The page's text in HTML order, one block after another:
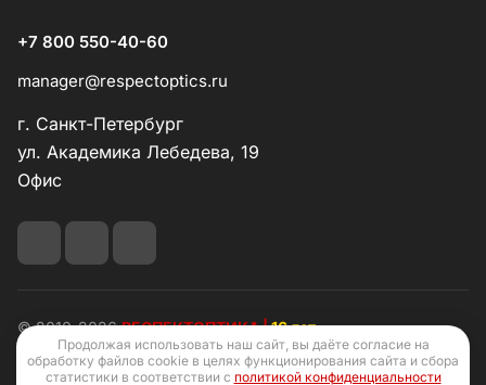
+7 800 550-40-60
manager@respectoptics.ru
г. Санкт-Петербург
ул. Академика Лебедева, 19
Офис
© 2010-2026РЕСПЕКТОПТИКА |16 лет
Продолжая использовать наш сайт, вы даёте согласие на
обработку файлов cookie в целях функционирования сайта и сбора
статистики в соответствии с политикой конфиденциальности